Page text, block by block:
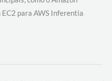
para AWS Inferentia